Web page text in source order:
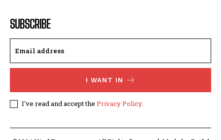
SUBSCRIBE
I WANT IN
I've read and accept the Privacy Policy.